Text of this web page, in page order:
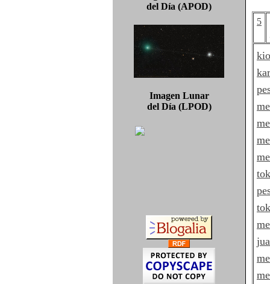
del Día (APOD)
Imagen Lunar
del Día (LPOD)
5